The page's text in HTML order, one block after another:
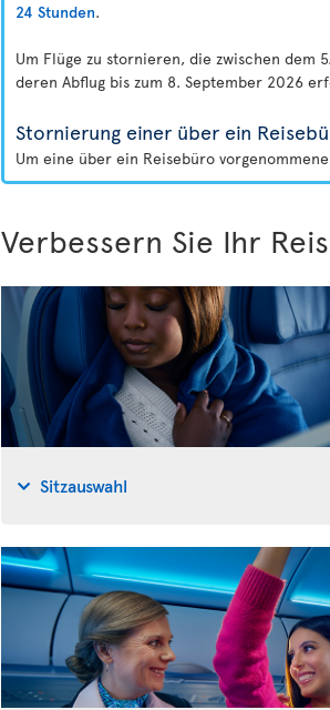
24 Stunden.
Um Flüge zu stornieren, die zwischen dem
deren Abflug bis zum 8. September 2026
Stornierung einer über ein
Um eine über ein Reisebüro
Verbessern Sie Ihr
Sitzauswahl